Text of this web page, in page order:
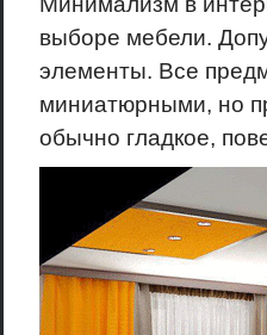
выборе мебели.
элементы. Все
миниатюрными, но
обычно гладкое,